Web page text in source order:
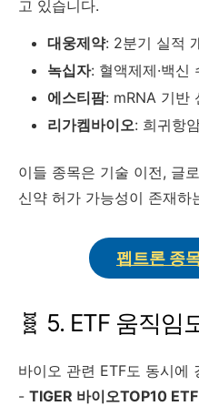
고 있습니다.
대웅제약: 2분기 실적
녹십자: 혈액제제·백신
에스티팜: mRNA 기반
리가켐바이오: 희귀항
이들 종목은 기술 이전, 글
신약 허가 가능성이 존재하
펩트론 종
5. ETF 움직임
바이오 관련 ETF도 동시에
- TIGER 바이오TOP10 ETF